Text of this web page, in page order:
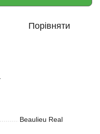
Порівняти
Beaulieu Real